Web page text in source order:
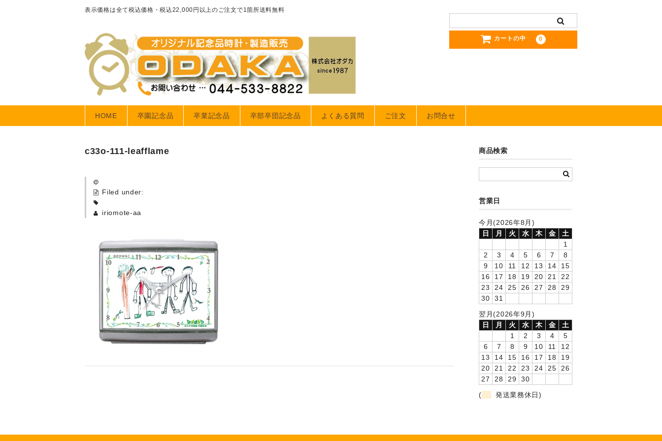
表示価格は全て税込価格・税込22,000円以上のご注文で1箇所送料無料
カートの中 0
HOME 卒園記念品 卒業記念品 卒部卒団記念品 よくある質問 ご注文 お問合せ
c33o-111-leafflame
Filed under:
iriomote-aa
商品検索
営業日
今月(2026年8月)
日
月 火 水 木 金
土
1
2
3 4 5 6 7
8
9
10 11 12 13 14
15
16
17 18 19 20 21
22
23
24 25 26 27 28
29
30
31
翌月(2026年9月)
日
月 火 水 木 金
土
1
2 3 4
5
6
7 8 9 10 11
12
13
14 15 16 17 18
19
20
21 22 23 24 25
26
27
28 29
30
(
発送業務休日)